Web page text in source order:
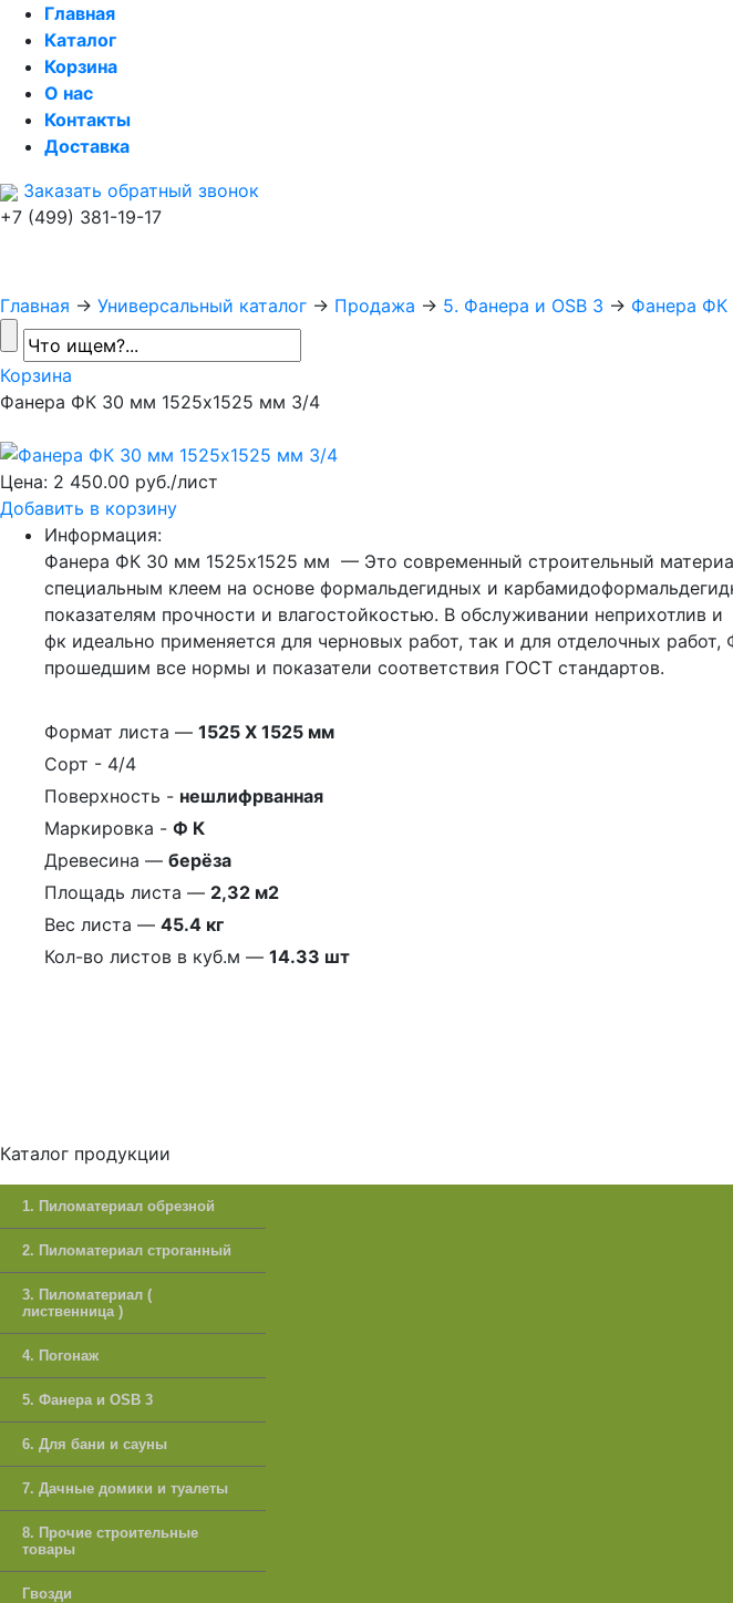
Главная
Каталог
Корзина
О нас
Контакты
Доставка
Заказать обратный звонок
+7 (499) 381-19-17
Главная → Универсальный каталог → Продажа → 5. Фанера и OSB 3 → Фанера ФК
Корзина
Фанера ФК 30 мм 1525х1525 мм 3/4
Цена: 2 450.00 руб./лист
Добавить в корзину
Информация:
Фанера ФК 30 мм 1525х1525 мм — Это современный строительный
специальным клеем на основе формальдегидных и
показателям прочности и влагостойкостью. В обслуживании
фк идеально применяется для черновых работ, так и для отделочных
прошедшим все нормы и показатели соответствия ГОСТ стандартов.
Формат листа — 1525 Х 1525 мм
Сорт - 4/4
Поверхность - нешлифрванная
Маркировка - Ф К
Древесина — берёза
Площадь листа — 2,32 м2
Вес листа — 45.4 кг
Кол-во листов в куб.м — 14.33 шт
Каталог продукции
1. Пиломатериал обрезной
2. Пиломатериал строганный
3. Пиломатериал (
лиственница )
4. Погонаж
5. Фанера и OSB 3
6. Для бани и сауны
7. Дачные домики и туалеты
8. Прочие строительные
товары
Гвозди